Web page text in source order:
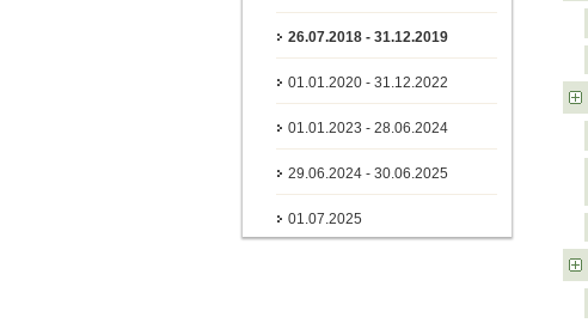
26.07.2018 - 31.12.2019
01.01.2020 - 31.12.2022
01.01.2023 - 28.06.2024
29.06.2024 - 30.06.2025
01.07.2025